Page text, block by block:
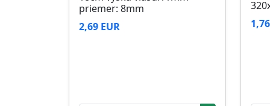
priemer: 8mm
2,69 EUR